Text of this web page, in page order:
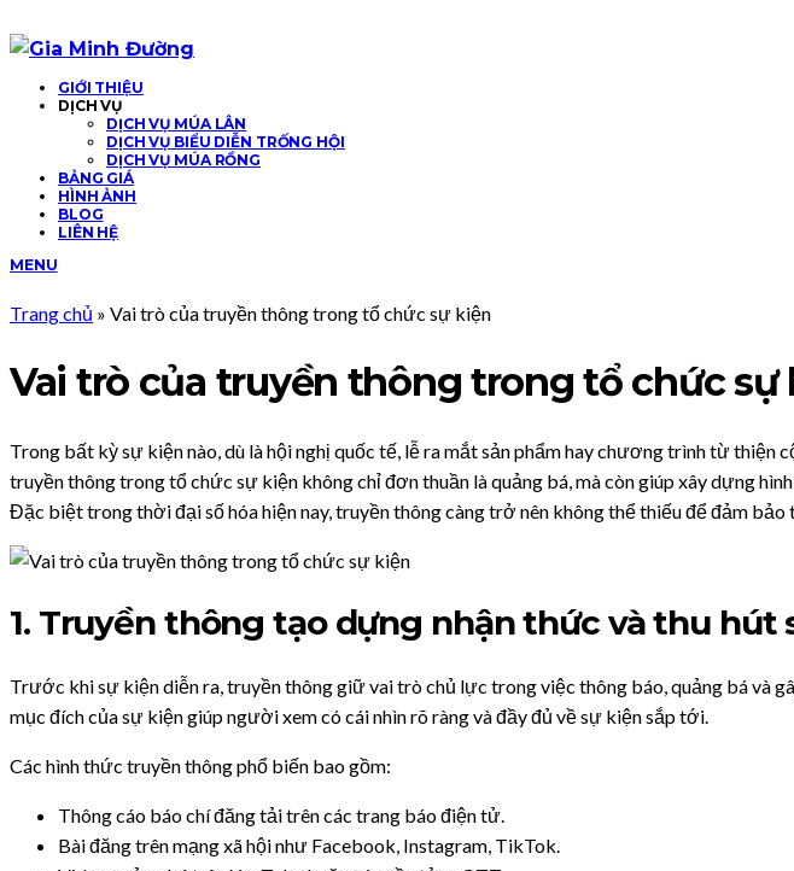
to
content
GIỚI THIỆU
DỊCH VỤ
DỊCH VỤ MÚA LÂN
DỊCH VỤ BIỂU DIỄN TRỐNG HỘI
DỊCH VỤ MÚA RỒNG
BẢNG GIÁ
HÌNH ẢNH
BLOG
LIÊN HỆ
MENU
Trang chủ » Vai trò của truyền thông trong tổ chức sự kiện
Vai trò của truyền thông trong tổ chức sự
Trong bất kỳ sự kiện nào, dù là hội nghị quốc tế, lễ ra mắt sản phẩm hay chương trình từ thiện
truyền thông trong tổ chức sự kiện không chỉ đơn thuần là quảng bá, mà còn giúp xây dựng
Đặc biệt trong thời đại số hóa hiện nay, truyền thông càng trở nên không thể thiếu để đảm bảo
1. Truyền thông tạo dựng nhận thức và thu hút
Trước khi sự kiện diễn ra, truyền thông giữ vai trò chủ lực trong việc thông báo, quảng bá và
mục đích của sự kiện giúp người xem có cái nhìn rõ ràng và đầy đủ về sự kiện sắp tới.
Các hình thức truyền thông phổ biến bao gồm:
Thông cáo báo chí đăng tải trên các trang báo điện tử.
Bài đăng trên mạng xã hội như Facebook, Instagram, TikTok.